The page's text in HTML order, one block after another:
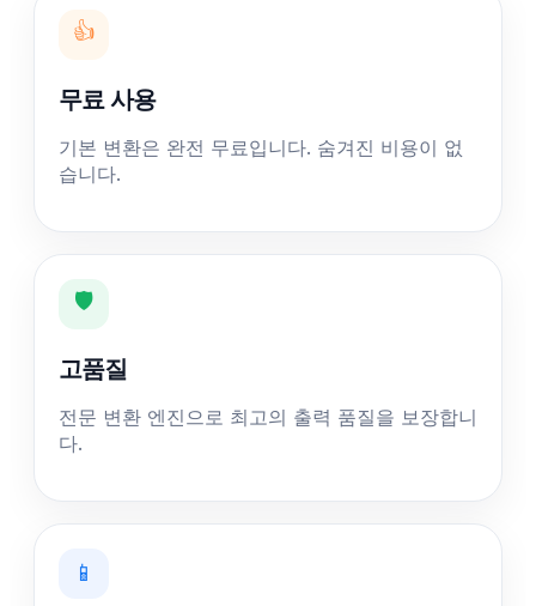
👍
무료 사용
기본 변환은 완전 무료입니다. 숨겨진 비용이 없
습니다.
🛡️
고품질
전문 변환 엔진으로 최고의 출력 품질을 보장합니
다.
📱